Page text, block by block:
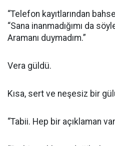
“Telefon kayıtlarından
“Sana inanmadığımı da
Aramanı duymadım.”
Vera güldü.
Kısa, sert ve neşesiz bir
“Tabii. Hep bir açıklaman